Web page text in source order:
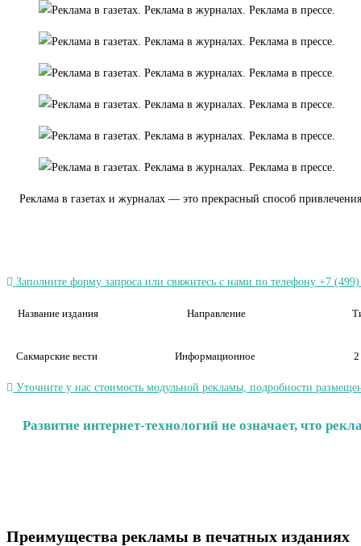
Реклама в газетах и журналах — это прекрасный способ
Заполните форму запроса или свяжитесь с нами по телефону +7
Название издания Направление
Сакмарские вести Информационное 2
Уточните у нас стоимость модульной рекламы, подробности
Развитие интернет-технологий не означает, что
Преимущества рекламы в печатных изданиях